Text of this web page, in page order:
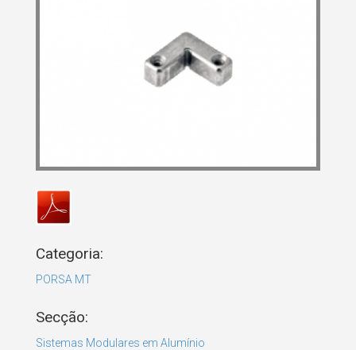
Categoria:
PORSA MT
Secção:
Sistemas Modulares em Alumínio